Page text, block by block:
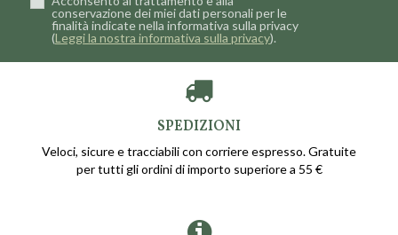
conservazione dei miei dati personali per le
finalità indicate nella informativa sulla privacy
(Leggi la nostra informativa sulla privacy).
SPEDIZIONI
Veloci, sicure e tracciabili con corriere espresso. Gratuite
per tutti gli ordini di importo superiore a 55 €